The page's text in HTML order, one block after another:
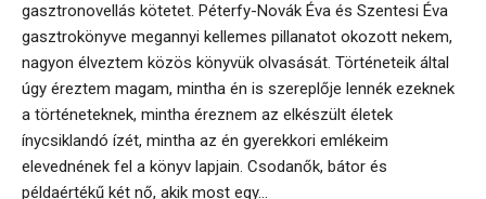
gasztronovellás kötetet. Péterfy-Novák Éva és Szentesi Éva
gasztrokönyve megannyi kellemes pillanatot okozott nekem,
nagyon élveztem közös könyvük olvasását. Történeteik által
úgy éreztem magam, mintha én is szereplője lennék ezeknek
a történeteknek, mintha éreznem az elkészült életek
ínycsiklandó ízét, mintha az én gyerekkori emlékeim
elevednének fel a könyv lapjain. Csodanők, bátor és
példaértékű két nő, akik most egy...